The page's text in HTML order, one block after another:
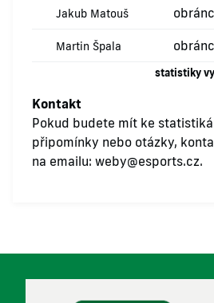
Jakub Matouš
Martin Špala
statistiky
Kontakt
Pokud budete mít ke
připomínky nebo otázky,
na emailu: weby@esports.cz.